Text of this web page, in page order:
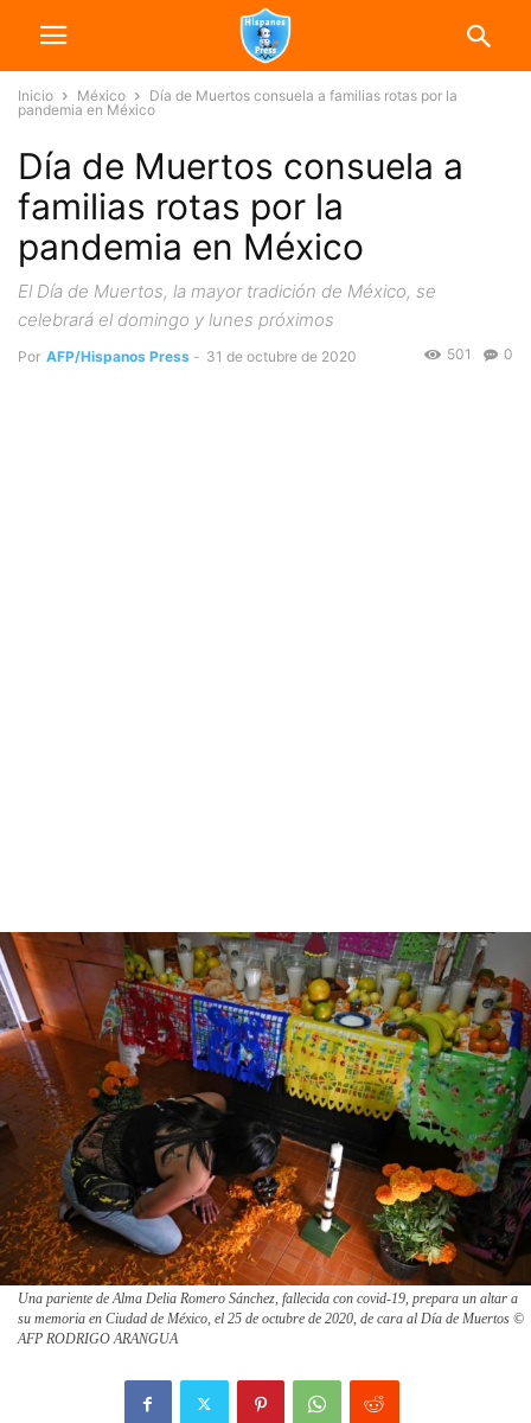
Inicio México
Día de Muertos consuela a familias rotas por la
pandemia en México
Día de Muertos consuela a
familias rotas por la
pandemia en México
El Día de Muertos, la mayor tradición de México, se
celebrará el domingo y lunes próximos
Por AFP/Hispanos Press - 31 de octubre de 2020 0
501
Una pariente de Alma Delia Romero Sánchez, fallecida con covid-19, prepara un altar a
su memoria en Ciudad de México, el 25 de octubre de 2020, de cara al Día de Muertos ©
AFP RODRIGO ARANGUA